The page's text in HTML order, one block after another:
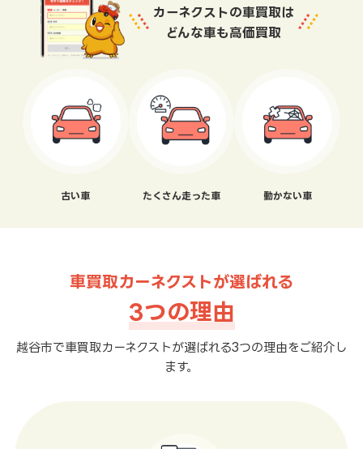
カーネクストの車買取は
どんな車も高価買取
古い車 たくさん走った車 動かない車
車買取カーネクストが選ばれる
3つの理由
越谷市で車買取カーネクストが選ばれる3つの理由をご紹介し
ます。